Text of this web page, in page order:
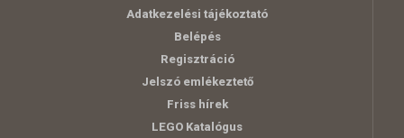
Adatkezelési tájékoztató
Belépés
Regisztráció
Jelszó emlékeztető
Friss hírek
LEGO Katalógus